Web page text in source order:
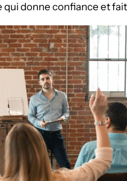
donne confiance et